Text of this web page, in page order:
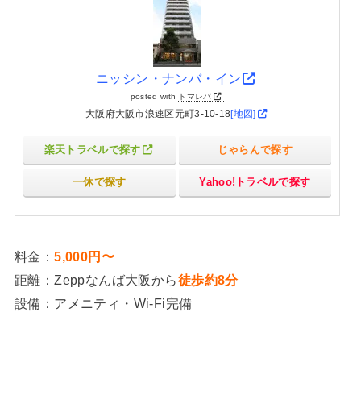
ニッシン・ナンバ・イン
posted with トマレバ
大阪府大阪市浪速区元町3-10-18[地図]
楽天トラベルで探す じゃらんで探す
一休で探す Yahoo!トラベルで探す
料金：5,000円〜
距離：Zeppなんば大阪から徒歩約8分
設備：アメニティ・Wi-Fi完備